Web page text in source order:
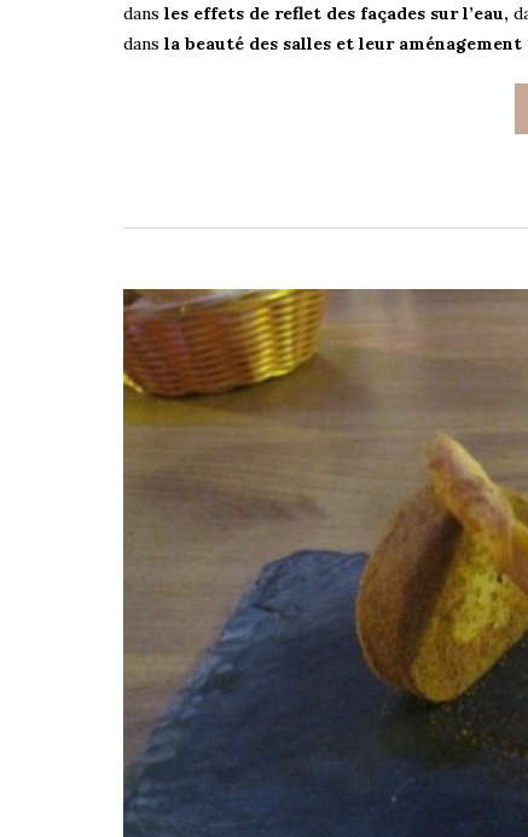
dans les effets de reflet des façades sur l’eau,
dans la beauté des salles et leur